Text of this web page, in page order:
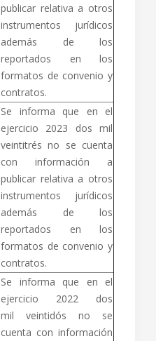
publicar relativa a otros
instrumentos jurídicos
además de los
reportados en los
formatos de convenio y
contratos.
Se informa que en el
ejercicio 2023 dos mil
veintitrés no se cuenta
con información a
publicar relativa a otros
instrumentos jurídicos
además de los
reportados en los
formatos de convenio y
contratos.
Se informa que en el
ejercicio 2022 dos
mil veintidós no se
cuenta con información